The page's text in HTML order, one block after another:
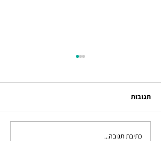
למה כואב לי בגיד?
תגובות
כתיבת תגובה...